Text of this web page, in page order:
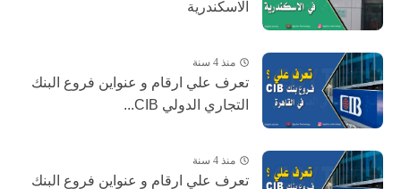
الاسكندرية
منذ 4 سنة
تعرف علي ارقام و عنواين فروع البنك
التجاري الدولي CIB...
منذ 4 سنة
تعرف علي ارقام و عنواين فروع البنك